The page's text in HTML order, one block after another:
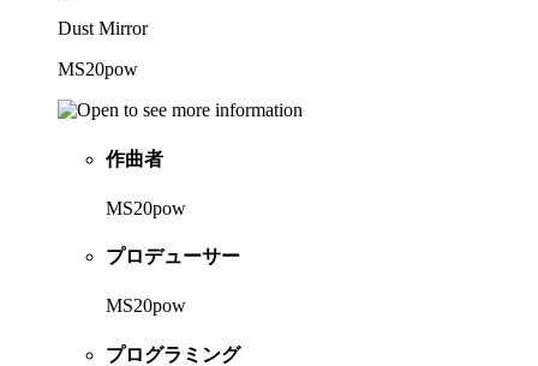
Dust Mirror
MS20pow
作曲者
MS20pow
プロデューサー
MS20pow
プログラミング